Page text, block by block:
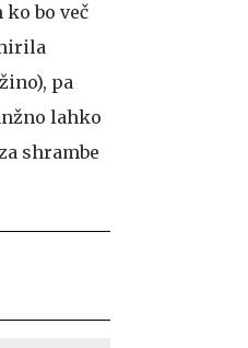
bo več
pa
lahko
shrambe